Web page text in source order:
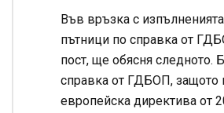
Във връзка с
пътници по справка от
пост, ще обясня
справка от ГДБОП,
европейска директива от